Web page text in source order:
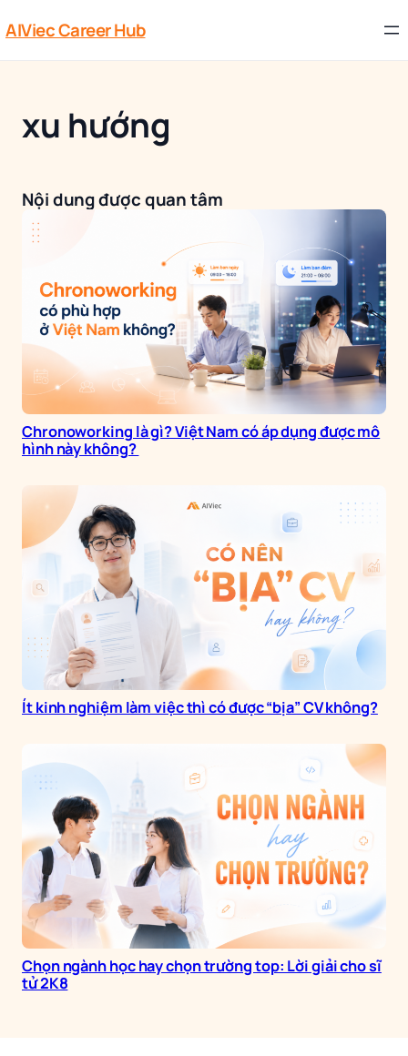
AIViec Career Hub
xu hướng
Nội dung được quan tâm
Chronoworking là gì? Việt Nam có áp dụng được mô
hình này không?
Ít kinh nghiệm làm việc thì có được “bịa” CV không?
Chọn ngành học hay chọn trường top: Lời giải cho sĩ
tử 2K8